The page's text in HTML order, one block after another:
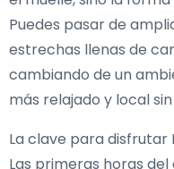
Puedes pasar de
estrechas llenas de
cambiando de un
más relajado y local
La clave para
Las primeras horas